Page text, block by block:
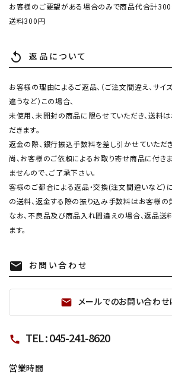
お客様のご要望がある場合のみで商品代合計
送料300円
replay 返品について
お客様の理由によるご返品、（ご注文間違え、サイ
違うなど）この場合、
未使用、未開封の商品に限らせていただき、送料
だきます。
返金の際、銀行振込手数料を差し引かせていただき
尚、お客様のご依頼によるお取り寄せ商品に付き
ませんので、ご了承下さい。
客様のご都合による返品・交換(注文間違いなど）
の送料、返金する際の振り込み手数料はお客様の
なお、不良品及び商品入れ間違えの場合、返品送
ます。
mail お問い合わせ
mail メールでのお問い合わせ
call TEL : 045-241-8620
営業時間